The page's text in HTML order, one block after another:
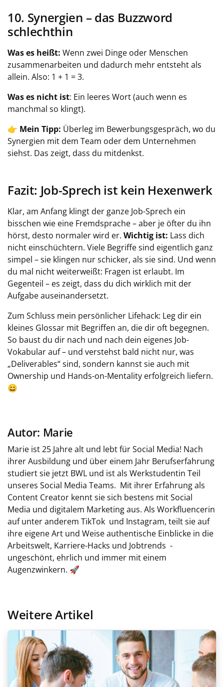
10. Synergien – das Buzzword
schlechthin
Was es heißt: Wenn zwei Dinge oder Menschen
zusammenarbeiten und dadurch mehr entsteht als
allein. Also: 1 + 1 = 3.
Was es nicht ist: Ein leeres Wort (auch wenn es
manchmal so klingt).
👉 Mein Tipp: Überleg im Bewerbungsgespräch, wo du
Synergien mit dem Team oder dem Unternehmen
siehst. Das zeigt, dass du mitdenkst.
Fazit: Job-Sprech ist kein Hexenwerk
Klar, am Anfang klingt der ganze Job-Sprech ein
bisschen wie eine Fremdsprache – aber je öfter du ihn
hörst, desto normaler wird er. Wichtig ist: Lass dich
nicht einschüchtern. Viele Begriffe sind eigentlich ganz
simpel – sie klingen nur schicker, als sie sind. Und wenn
du mal nicht weiterweißt: Fragen ist erlaubt. Im
Gegenteil – es zeigt, dass du dich wirklich mit der
Aufgabe auseinandersetzt.
Zum Schluss mein persönlicher Lifehack: Leg dir ein
kleines Glossar mit Begriffen an, die dir oft begegnen.
So baust du dir nach und nach dein eigenes Job-
Vokabular auf – und verstehst bald nicht nur, was
„Deliverables“ sind, sondern kannst sie auch mit
Ownership und Hands-on-Mentality erfolgreich liefern.
😄
Autor: Marie
Marie ist 25 Jahre alt und lebt für Social Media! Nach
ihrer Ausbildung und über einem Jahr Berufserfahrung
studiert sie jetzt BWL und ist als Werkstudentin Teil
unseres Social Media Teams. Mit ihrer Erfahrung als
Content Creator kennt sie sich bestens mit Social
Media und digitalem Marketing aus. Als Workfluencerin
auf unter anderem TikTok und Instagram, teilt sie auf
ihre eigene Art und Weise authentische Einblicke in die
Arbeitswelt, Karriere-Hacks und Jobtrends -
ungeschönt, ehrlich und immer mit einem
Augenzwinkern. 🚀
Weitere Artikel